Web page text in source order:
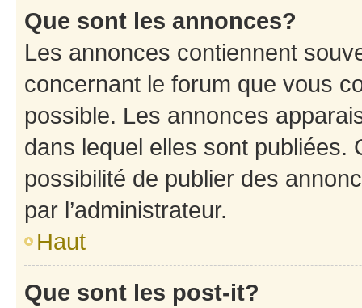
Que sont les annonces?
Les annonces contiennent
concernant le forum que vous
possible. Les annonces
dans lequel elles sont publiées.
possibilité de publier des
par l’administrateur.
Haut
Que sont les post-it?